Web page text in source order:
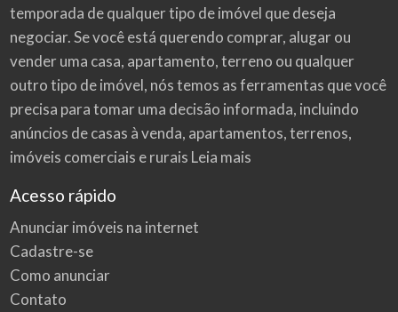
temporada de qualquer tipo de imóvel que deseja
negociar. Se você está querendo comprar, alugar ou
vender uma casa, apartamento, terreno ou qualquer
outro tipo de imóvel, nós temos as ferramentas que você
precisa para tomar uma decisão informada, incluindo
anúncios de casas à venda, apartamentos, terrenos,
imóveis comerciais e rurais Leia mais
Acesso rápido
Anunciar imóveis na internet
Cadastre-se
Como anunciar
Contato